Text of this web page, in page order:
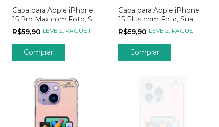
Capa para Apple iPhone
15 Pro Max com Foto, Sua
Arte, Seu Jeito, Sua
Estampa
R$59,90 LEVE 2, PAGUE 1
Comprar
Capa para Apple iPhone
15 Plus com Foto, Sua
Arte, Seu Jeito, Sua
Estampa
R$59,90 LEVE 2, PAGUE 1
Comprar